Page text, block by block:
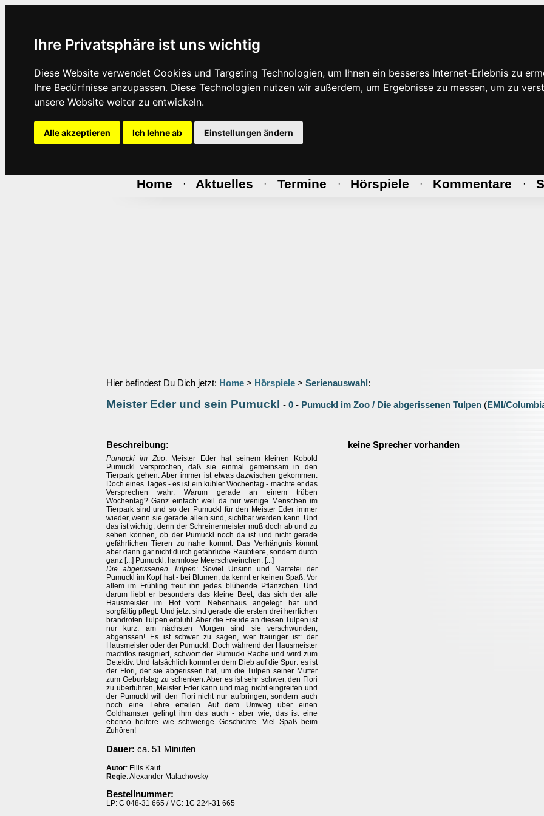
Ihre Privatsphäre ist uns wichtig
Diese Website verwendet Cookies und Targeting Technologien, um Ihnen ein besseres Internet-Erlebnis zu
Ihre Bedürfnisse anzupassen. Diese Technologien nutzen wir außerdem, um Ergebnisse zu messen, um zu
unsere Website weiter zu entwickeln.
Alle akzeptieren Ich lehne ab Einstellungen ändern
Home · Aktuelles · Termine · Hörspiele · Kommentare ·
Hier befindest Du Dich jetzt: Home > Hörspiele > Serienauswahl :
Meister Eder und sein Pumuckl - 0 - Pumuckl im Zoo / Die abgerissenen Tulpen (EMI/
Beschreibung:
Pumucki im Zoo: Meister Eder hat seinem kleinen Kobold
Pumuckl versprochen, daß sie einmal gemeinsam in den
Tierpark gehen. Aber immer ist etwas dazwischen gekommen.
Doch eines Tages - es ist ein kühler Wochentag - machte er das
Versprechen wahr. Warum gerade an einem trüben
Wochentag? Ganz einfach: weil da nur wenige Menschen im
Tierpark sind und so der Pumuckl für den Meister Eder immer
wieder, wenn sie gerade allein sind, sichtbar werden kann. Und
das ist wichtig, denn der Schreinermeister muß doch ab und zu
sehen können, ob der Pumuckl noch da ist und nicht gerade
gefährlichen Tieren zu nahe kommt. Das Verhängnis kömmt
aber dann gar nicht durch gefährliche Raubtiere, sondern durch
ganz [...] Pumuckl, harmlose Meerschweinchen. [...]
Die abgerissenen Tulpen: Soviel Unsinn und Narretei der
Pumuckl im Kopf hat - bei Blumen, da kennt er keinen Spaß. Vor
allem im Frühling freut ihn jedes blühende Pflänzchen. Und
darum liebt er besonders das kleine Beet, das sich der alte
Hausmeister im Hof vorn Nebenhaus angelegt hat und
sorgfältig pflegt. Und jetzt sind gerade die ersten drei herrlichen
brandroten Tulpen erblüht. Aber die Freude an diesen Tulpen ist
nur kurz: am nächsten Morgen sind sie verschwunden,
abgerissen! Es ist schwer zu sagen, wer trauriger ist: der
Hausmeister oder der Pumuckl. Doch während der Hausmeister
machtlos resigniert, schwört der Pumucki Rache und wird zum
Detektiv. Und tatsächlich kommt er dem Dieb auf die Spur: es ist
der Flori, der sie abgerissen hat, um die Tulpen seiner Mutter
zum Geburtstag zu schenken. Aber es ist sehr schwer, den Flori
zu überführen, Meister Eder kann und mag nicht eingreifen und
der Pumuckl will den Flori nicht nur aufbringen, sondern auch
noch eine Lehre erteilen. Auf dem Umweg über einen
Goldhamster gelingt ihm das auch - aber wie, das ist eine
ebenso heitere wie schwierige Geschichte. Viel Spaß beim
Zuhören!
Dauer: ca. 51 Minuten
Autor: Ellis Kaut
Regie: Alexander Malachovsky
Bestellnummer:
LP: C 048-31 665 / MC: 1C 224-31 665
keine Sprecher vorhanden